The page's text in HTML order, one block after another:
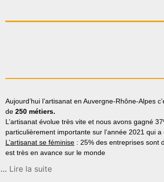
Aujourd’hui l’artisanat en Auvergne-Rhône-Alpes
de 250 métiers.
L’artisanat évolue très vite et nous avons gagné
particulièrement importante sur l’année 2021 qui
L’artisanat se féminise : 25% des entreprises sont
est très en avance sur le monde
… Lire la suite